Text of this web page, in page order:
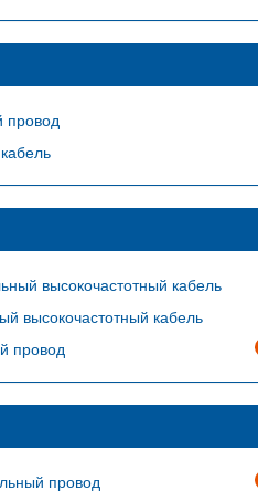
провод
высокочастотный кабель
высокочастотный кабель
провод
провод